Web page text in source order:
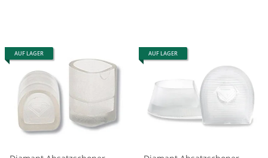
AUF LAGER AUF LAGER